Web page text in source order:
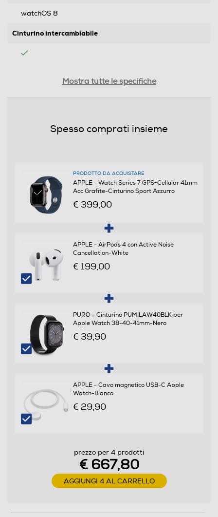
watchOS 8
Cinturino intercambiabile
Waterproof
<b>La grande svolta del grande display.</b> Con un
display così ampio l’esperienza d’uso di Apple Watch
diventa ancora migliore: ora tutto è più facile da
leggere e da fare. Apple Watch Series 7 è la nostra idea
più grandiosa e brillante di sempre.
Tipo di display
OLED
Dimensione display in pollici
Tecnologia schermo
Microfono incorporato
Mostra tutte le specifiche
Spesso comprati insieme
PRODOTTO DA ACQUISTARE
APPLE - Watch Series 7 GPS+Cellular 41mm
Acc Grafite-Cinturino Sport Azzurro
€ 399,00
APPLE - AirPods 4 con Active Noise
Cancellation-White
€ 199,00
PURO - Cinturino PUMILAW40BLK per
Apple Watch 38-40-41mm-Nero
€ 39,90
APPLE - Cavo magnetico USB-C Apple
Watch-Bianco
€ 29,90
prezzo per 4 prodotti
€ 667,80
AGGIUNGI 4 AL CARRELLO